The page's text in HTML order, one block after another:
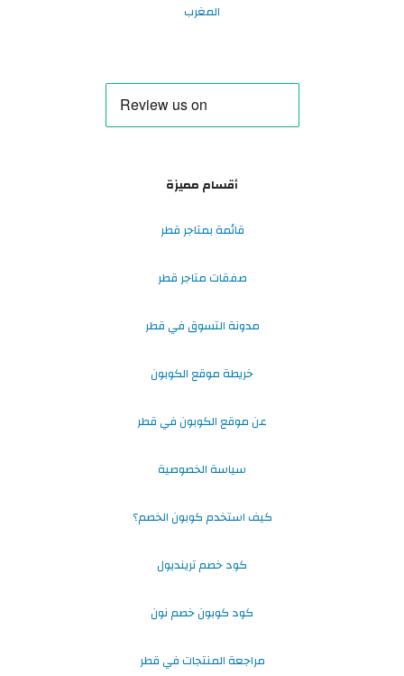
المغرب
أقسام مميزة
قائمة بمتاجر قطر
صفقات متاجر قطر
مدونة التسوق في قطر
خريطة موقع الكوبون
عن موقع الكوبون في قطر
سياسة الخصوصية
كيف استخدم كوبون الخصم؟
كود خصم ترينديول
كود كوبون خصم نون
مراجعة المنتجات في قطر